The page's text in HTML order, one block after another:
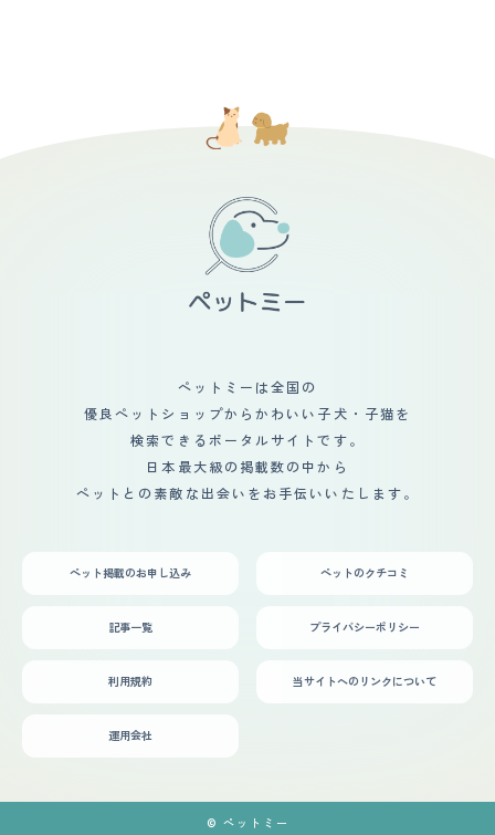
が少ないので、ペットショップで見つけた時は一目惚れで
した。迎え入れた後も、妻は初めての猫だったので不安な
様子でしたが、いつもくっついてくるとても人懐っこい性
「猫派」になりました。シャワーもあまり暴れることなく
ジッと我慢してくれるので助かっています。ペットショッ
プから迎え入れてすぐに耳の中にダニが発生してしまっ
て、動物病院に何度か受診することになりました。その際
に先生から飼う上でのアドバイスをもらえて、目やにのケ
アや目薬など教えてもらえました。半年ほど通って、寛解
ですが、毛量、密度は高いと感じています。ちなみに先住
のほうはロングヘアの顔まわりをまんまるカットにしてあ
す。先住とふたりで過ごしていて、いつか弟分を…とふん
わり妄想はしていましたが、たまたまブリーダーサイトで
見かけた写真に一目惚れして埼玉から大阪までお迎えに行
きました。先住がもう5歳になる年で、やはり歳の差の不
安がありました。いろいろと調べた上で迎えましたが、や
はり男の子同士の歳の差というところか、全然仲良くなり
げて怒られたり、ゆっくりしているところ背後から襲われ
たり…お互い なんだかなあってシーンも愛おしくてかわい
いです。先住には苦労させている部分もあるかと思います
が、2匹になって賑やかになり、わたし自身はゆっくり適
度な距離で過ごしてもらえればうれしいなと思っていま
ペットミーは全国の
優良ペットショップからかわいい子犬・子猫を
検索できるポータルサイトです。
日本最大級の掲載数の中から
ペットとの素敵な出会いをお手伝いいたします。
ペット掲載のお申し込み ペットのクチコミ
記事一覧 プライバシーポリシー
利用規約 当サイトへのリンクについて
運用会社
© ペットミー